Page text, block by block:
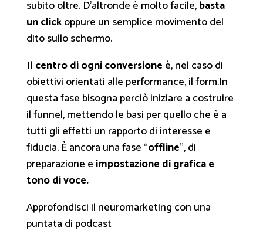
subito oltre. D’altronde è molto facile,basta
un clickoppure un semplice movimento del
dito sullo schermo.
Il centro di ogni conversione è, nel caso di
obiettivi orientati alle performance, il form.In
questa fase bisogna perciò iniziare a costruire
il funnel, mettendo le basi per quello che è a
tutti gli effetti un rapporto di interesse e
fiducia. È ancora una fase “offline”, di
preparazione e impostazione di grafica e
tono di voce.
Approfondisci il neuromarketing con una
puntata di podcast